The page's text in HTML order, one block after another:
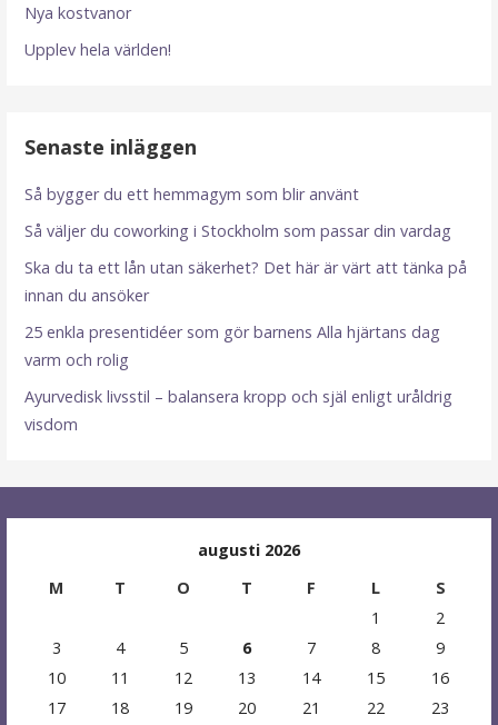
Nya kostvanor
Upplev hela världen!
Senaste inläggen
Så bygger du ett hemmagym som blir använt
Så väljer du coworking i Stockholm som passar din vardag
Ska du ta ett lån utan säkerhet? Det här är värt att tänka på
innan du ansöker
25 enkla presentidéer som gör barnens Alla hjärtans dag
varm och rolig
Ayurvedisk livsstil – balansera kropp och själ enligt uråldrig
visdom
augusti 2026
M
T O T F L
S
1
2
3
4 5 6 7 8
9
10
11 12 13 14 15
16
17
18 19 20 21 22
23